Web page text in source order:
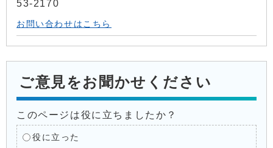
53-2170
お問い合わせはこちら
ご意見をお聞かせください
このページは役に立ちましたか？
役に立った